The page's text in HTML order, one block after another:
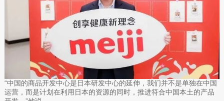
“中国的商品开发中心是日本研发中心的延伸，我们并不是单独在中国
运营，而是计划在利用日本的资源的同时，推进符合中国本土的产品